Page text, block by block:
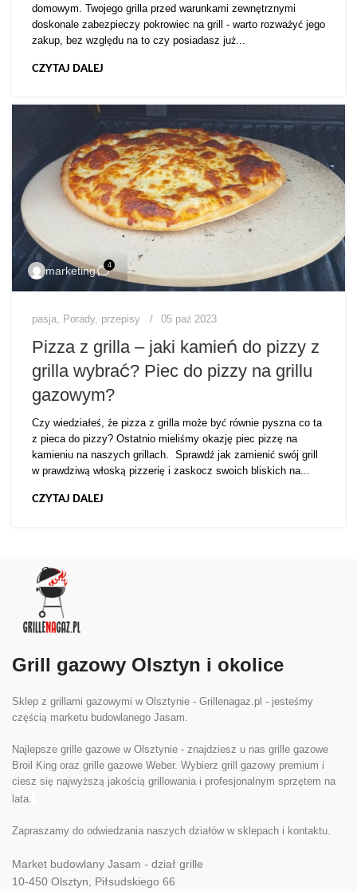
domowym. Twojego grilla przed warunkami zewnętrznymi
doskonale zabezpieczy pokrowiec na grill - warto rozważyć jego
zakup, bez względu na to czy posiadasz już...
CZYTAJ DALEJ
marketing 4
pasja, Porady, przepisy 05 paź 2023
Pizza z grilla – jaki kamień do pizzy z
grilla wybrać? Piec do pizzy na grillu
gazowym?
Czy wiedziałeś, że pizza z grilla może być równie pyszna co ta
z pieca do pizzy? Ostatnio mieliśmy okazję piec pizzę na
kamieniu na naszych grillach. Sprawdź jak zamienić swój grill
w prawdziwą włoską pizzerię i zaskocz swoich bliskich na...
CZYTAJ DALEJ
Grill gazowy Olsztyn i okolice
Sklep z grillami gazowymi w Olsztynie - Grillenagaz.pl - jesteśmy
częścią marketu budowlanego Jasam.
Najlepsze grille gazowe w Olsztynie - znajdziesz u nas grille gazowe
Broil King oraz grille gazowe Weber. Wybierz grill gazowy premium i
ciesz się najwyższą jakością grillowania i profesjonalnym sprzętem na
lata.
Zapraszamy do odwiedzania naszych działów w sklepach i kontaktu.
Market budowlany Jasam - dział grille
10-450 Olsztyn, Piłsudskiego 66